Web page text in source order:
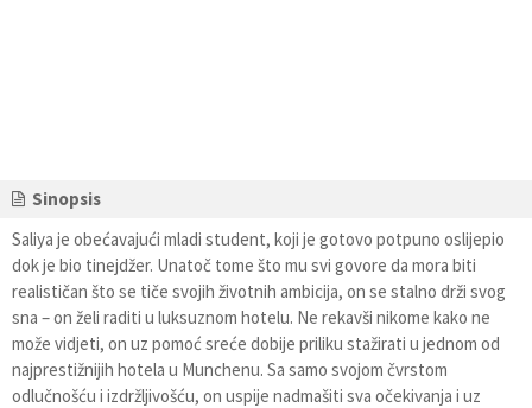
Sinopsis
Saliya je obećavajući mladi student, koji je gotovo potpuno oslijepio
dok je bio tinejdžer. Unatoč tome što mu svi govore da mora biti
realističan što se tiče svojih životnih ambicija, on se stalno drži svog
sna – on želi raditi u luksuznom hotelu. Ne rekavši nikome kako ne
može vidjeti, on uz pomoć sreće dobije priliku stažirati u jednom od
najprestižnijih hotela u Munchenu. Sa samo svojom čvrstom
odlučnošću i izdržljivošću, on uspije nadmašiti sva očekivanja i uz